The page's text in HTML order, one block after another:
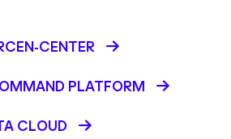
CENTER
PLATFORM
CLOUD